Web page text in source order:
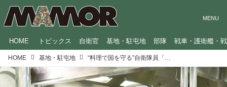
HOME トピックス 自衛官 基地・駐屯地 部隊 戦車・護衛艦・
HOME 基地・駐屯地